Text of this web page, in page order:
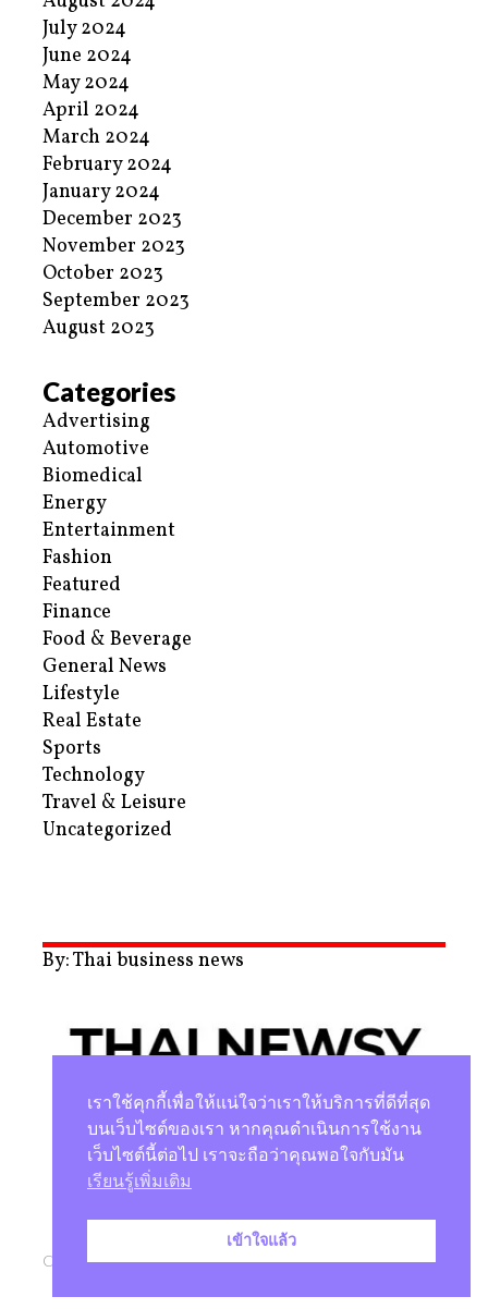
July 2024
June 2024
May 2024
April 2024
March 2024
February 2024
January 2024
December 2023
November 2023
October 2023
September 2023
August 2023
Categories
Advertising
Automotive
Biomedical
Energy
Entertainment
Fashion
Featured
Finance
Food & Beverage
General News
Lifestyle
Real Estate
Sports
Technology
Travel & Leisure
Uncategorized
By: Thai business news
นโยบายความเป็นส่วนตัว
Copyright © 2026 |Studio Magenta Co., Ltd.
เราใช้คุกกี้เพื่อให้แน่ใจว่าเราให้บริการที่ดีที่สุด
บนเว็บไซต์ของเรา หากคุณดำเนินการใช้งาน
เว็บไซต์นี้ต่อไป เราจะถือว่าคุณพอใจกับมัน
เรียนรู้เพิ่มเติม
เข้าใจแล้ว